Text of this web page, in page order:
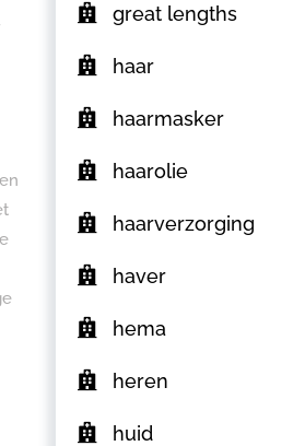
great lengths
haar
haarmasker
haarolie
haarverzorging
haver
hema
heren
huid